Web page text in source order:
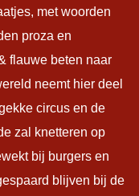
met woorden
proza en
flauwe beten naar
neemt hier deel
circus en de
zal knetteren op
bij burgers en
blijven bij de